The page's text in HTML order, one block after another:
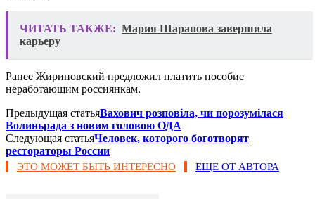
ЧИТАТЬ ТАКЖЕ: Мария Шарапова завершила
карьеру
Ранее Жириновский предложил платить пособие
неработающим россиянкам.
Предыдущая статьяВахович розповіла, чи порозумілася
Волиньрада з новим головою ОДА
Следующая статьяЧеловек, которого боготворят
рестораторы России
ЭТО МОЖЕТ БЫТЬ ИНТЕРЕСНО ЕЩЕ ОТ АВТОРА